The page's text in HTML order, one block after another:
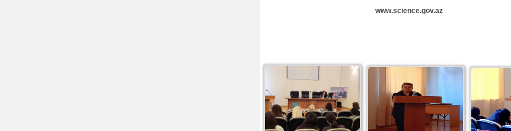
www.science.gov.az